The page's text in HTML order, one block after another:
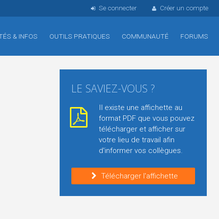
Se connecter Créer un compte
& INFOS OUTILS PRATIQUES COMMUNAUTÉ FORUMS
LE SAVIEZ-VOUS ?
Il existe une affichette au
format PDF que vous pouvez
télécharger et afficher sur
votre lieu de travail afin
d'informer vos collègues.
Télécharger l'affichette